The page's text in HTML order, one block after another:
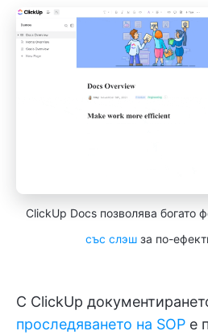
ClickUp Docs позволява богато
със слэшза по-
С ClickUp
проследяването на SOP е